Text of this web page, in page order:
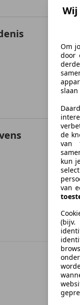
Om
door
de
van
kun
van
(bijv.